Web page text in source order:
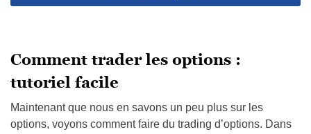
Comment trader les options :
tutoriel facile
Maintenant que nous en savons un peu plus sur les
options, voyons comment faire du trading d’options. Dans